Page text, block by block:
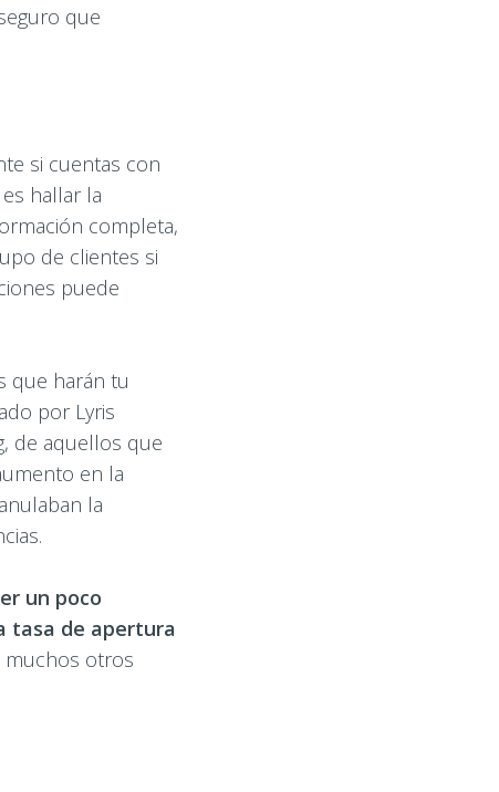
que
si cuentas con
hallar la
completa,
de clientes si
puede
que harán tu
por Lyris
de aquellos que
en la
la
un poco
tasa de apertura
muchos otros